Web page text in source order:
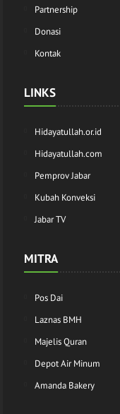
Partnership
Donasi
Kontak
LINKS
Hidayatullah.or.id
Hidayatullah.com
Pemprov Jabar
Kubah Konveksi
Jabar TV
MITRA
Pos Dai
Laznas BMH
Majelis Quran
Depot Air Minum
Amanda Bakery